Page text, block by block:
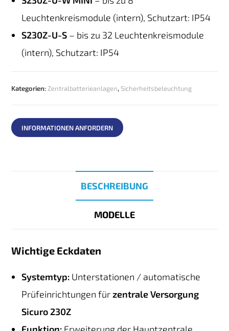
Leuchtenkreismodule (intern), Schutzart: IP54
S230Z-U-S – bis zu 32 Leuchtenkreismodule
(intern), Schutzart: IP54
Kategorien:Zentralbatterieanlagen, Sicherheitsbeleuchtung
INFORMATIONEN ANFORDERN
BESCHREIBUNG
MODELLE
Wichtige Eckdaten
Systemtyp: Unterstationen / automatische
Prüfeinrichtungen fürzentrale Versorgung
Sicuro 230Z